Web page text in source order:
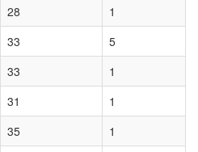
28
1
33
5
33
1
31
1
35
1